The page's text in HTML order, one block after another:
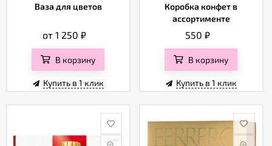
Ваза для цветов
от 1 250₽
В корзину
Купить в 1 клик
Коробка конфет в
ассортименте
550 ₽
В корзину
Купить в 1 клик